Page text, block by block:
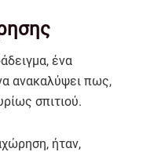
ένα
ανακαλύψει πως,
σπιτιού.
ήταν,